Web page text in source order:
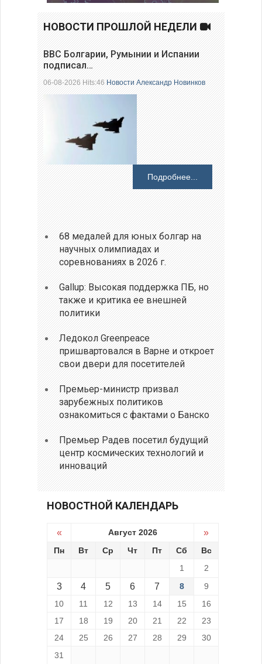
НОВОСТИ ПРОШЛОЙ НЕДЕЛИ
ВВС Болгарии, Румынии и Испании
подписал…
06-08-2026 Hits:46Новости Александр Новинков
Подробнее...
68 медалей для юных болгар на
научных олимпиадах и
соревнованиях в 2026 г.
Gallup: Высокая поддержка ПБ, но
также и критика ее внешней
политики
Ледокол Greenpeace
пришвартовался в Варне и откроет
свои двери для посетителей
Премьер-министр призвал
зарубежных политиков
ознакомиться с фактами о Банско
Премьер Радев посетил будущий
центр космических технологий и
инноваций
НОВОСТНОЙ КАЛЕНДАРЬ
« Август 2026 »
Пн Вт Ср Чт Пт Сб
Вс
1
2
3 4 5 6 7 8
9
10
11 12 13 14 15
16
17
18 19 20 21 22
23
24
25 26 27 28 29
30
31